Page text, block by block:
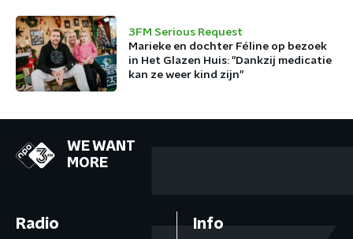
3FM Serious Request
Marieke en dochter Féline op bezoek
in Het Glazen Huis: "Dankzij medicatie
kan ze weer kind zijn"
WE WANT
MORE
Radio Info